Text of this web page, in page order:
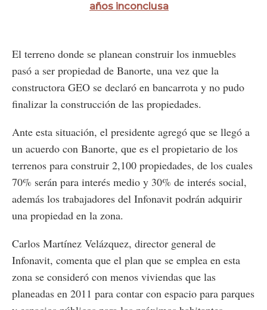
años inconclusa
El terreno donde se planean construir los inmuebles
pasó a ser propiedad de Banorte, una vez que la
constructora GEO se declaró en bancarrota y no pudo
finalizar la construcción de las propiedades.
Ante esta situación, el presidente agregó que se llegó a
un acuerdo con Banorte, que es el propietario de los
terrenos para construir 2,100 propiedades, de los cuales
70% serán para interés medio y 30% de interés social,
además los trabajadores del Infonavit podrán adquirir
una propiedad en la zona.
Carlos Martínez Velázquez, director general de
Infonavit, comenta que el plan que se emplea en esta
zona se consideró con menos viviendas que las
planeadas en 2011 para contar con espacio para parques